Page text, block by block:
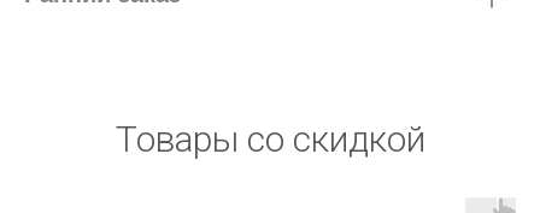
Товары со скидкой